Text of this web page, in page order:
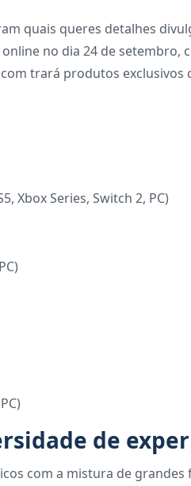
quais queres detalhes
no dia 24 de setembro,
trará produtos exclusivos
Xbox Series, Switch 2, PC)
de
com a mistura de